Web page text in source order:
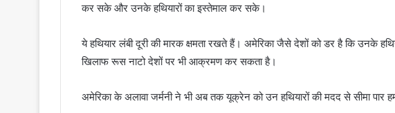
कर सके और उनके हथियारों का इस्तेमाल कर सके।
ये हथियार लंबी दूरी की मारक क्षमता रखते हैं। अमेरिका जैसे देशों को डर है कि उनके
खिलाफ रूस नाटो देशों पर भी आक्रमण कर सकता है।
अमेरिका के अलावा जर्मनी ने भी अब तक यूक्रेन को उन हथियारों की मदद से सीमा